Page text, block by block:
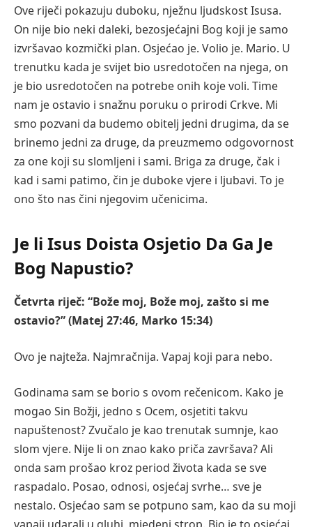
Ove riječi pokazuju duboku, nježnu ljudskost Isusa.
On nije bio neki daleki, bezosjećajni Bog koji je samo
izvršavao kozmički plan. Osjećao je. Volio je. Mario. U
trenutku kada je svijet bio usredotočen na njega, on
je bio usredotočen na potrebe onih koje voli. Time
nam je ostavio i snažnu poruku o prirodi Crkve. Mi
smo pozvani da budemo obitelj jedni drugima, da se
brinemo jedni za druge, da preuzmemo odgovornost
za one koji su slomljeni i sami. Briga za druge, čak i
kad i sami patimo, čin je duboke vjere i ljubavi. To je
ono što nas čini njegovim učenicima.
Je li Isus Doista Osjetio Da Ga Je
Bog Napustio?
Četvrta riječ: “Bože moj, Bože moj, zašto si me
ostavio?” (Matej 27:46, Marko 15:34)
Ovo je najteža. Najmračnija. Vapaj koji para nebo.
Godinama sam se borio s ovom rečenicom. Kako je
mogao Sin Božji, jedno s Ocem, osjetiti takvu
napuštenost? Zvučalo je kao trenutak sumnje, kao
slom vjere. Nije li on znao kako priča završava? Ali
onda sam prošao kroz period života kada se sve
raspadalo. Posao, odnosi, osjećaj svrhe… sve je
nestalo. Osjećao sam se potpuno sam, kao da su moji